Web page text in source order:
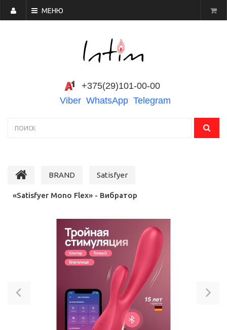
МЕНЮ
+375(29)101-00-00
Viber WhatsApp Telegram
BRAND Satisfyer
«Satisfyer Mono Flex» - Вибратор